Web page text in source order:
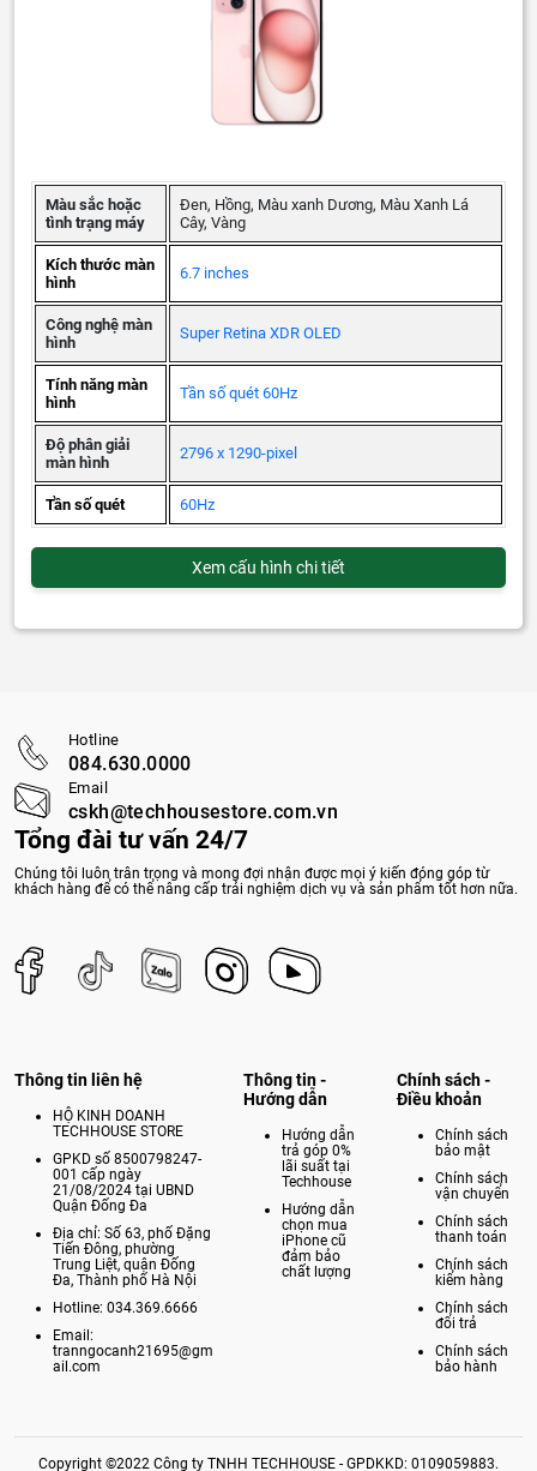
Màu sắc hoặc
tình trạng máy
Đen, Hồng, Màu xanh Dương, Màu Xanh Lá
Cây, Vàng
Kích thước màn
hình
6.7 inches
Công nghệ màn
hình
Super Retina XDR OLED
Tính năng màn
hình
Tần số quét 60Hz
Độ phân giải
màn hình
2796 x 1290-pixel
Tần số quét 60Hz
Xem cấu hình chi tiết
Tổng đài tư vấn 24/7
Chúng tôi luôn trân trọng và mong đợi nhận được mọi ý kiến đóng góp từ
khách hàng để có thể nâng cấp trải nghiệm dịch vụ và sản phẩm tốt hơn nữa.
Hotline
084.630.0000
Email
cskh@techhousestore.com.vn
Thông tin liên hệ
HỘ KINH DOANH
TECHHOUSE STORE
GPKD số 8500798247-
001 cấp ngày
21/08/2024 tại UBND
Quận Đống Đa
Địa chỉ: Số 63, phố Đặng
Tiến Đông, phường
Trung Liệt, quận Đống
Đa, Thành phố Hà Nội
Hotline: 034.369.6666
Email:
tranngocanh21695@gm
ail.com
Thông tin -
Hướng dẫn
Hướng dẫn
trả góp 0%
lãi suất tại
Techhouse
Hướng dẫn
chọn mua
iPhone cũ
đảm bảo
chất lượng
Chính sách -
Điều khoản
Chính sách
bảo mật
Chính sách
vận chuyển
Chính sách
thanh toán
Chính sách
kiểm hàng
Chính sách
đổi trả
Chính sách
bảo hành
Copyright ©2022 Công ty TNHH TECHHOUSE - GPDKKD: 0109059883.